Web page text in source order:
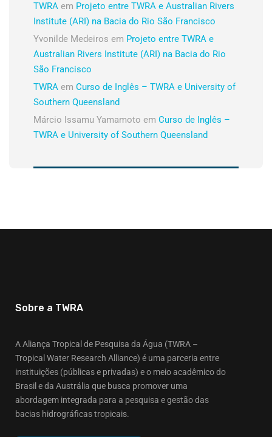
TWRA em Projeto entre TWRA e Australian Rivers
Institute (ARI) na Bacia do Rio São Francisco
Yvonilde Medeiros em Projeto entre TWRA e
Australian Rivers Institute (ARI) na Bacia do Rio
São Francisco
TWRA em Curso de Inglês – TWRA e University of
Southern Queensland
Márcio Issamu Yamamoto em Curso de Inglês –
TWRA e University of Southern Queensland
Sobre a TWRA
A Aliança Tropical de Pesquisa da Água (TWRA –
Tropical Water Research Alliance) é uma parceria entre
instituições (públicas e privadas) e o meio acadêmico do
Brasil e da Austrália que busca promover uma
abordagem integrada para a pesquisa e gestão das
bacias hidrográficas tropicais.